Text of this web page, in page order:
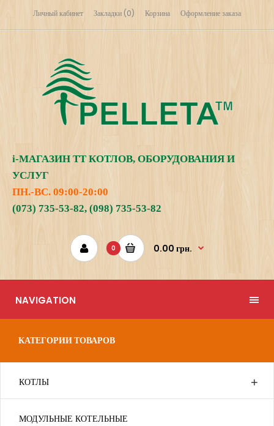
Личный кабинет Закладки (0) Корзина Оформление заказа
i-МАГАЗИН ТТ КОТЛОВ, ОБОРУДОВАНИЯ И
УСЛУГ
ПН.-ВС. 09:00-20:00
(073) 735-53-82, (098) 735-53-82
0 0.00 грн.
NAVIGATION
КАТЕГОРИИ ТОВАРОВ
КОТЛЫ
МОДУЛЬНЫЕ КОТЕЛЬНЫЕ